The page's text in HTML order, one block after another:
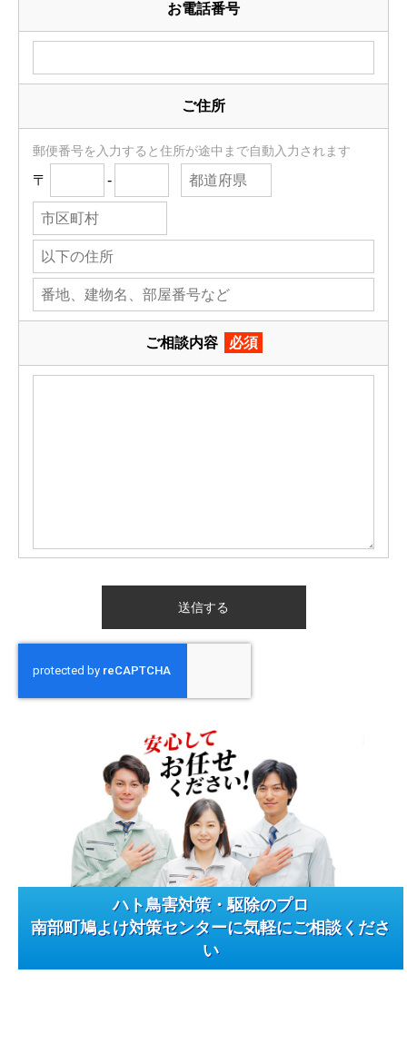
お電話番号
ご住所
郵便番号を入力すると住所が途中まで自動入力されます
〒 -
ご相談内容 必須
ハト鳥害対策・駆除のプロ
南部町鳩よけ対策センターに気軽にご相談くださ
い